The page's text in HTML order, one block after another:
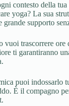
contesto della
yoga? La sua
supporto
vuoi trascorrere ore
ti garantiranno
puoi indossarlo
È il compagno